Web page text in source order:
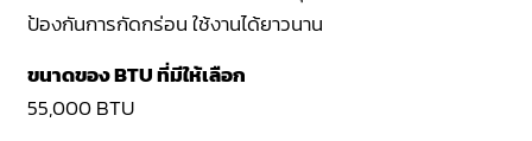
ป้องกันการกัดกร่อน ใช้งานได้ยาวนาน
ขนาดของ BTU ที่มีให้เลือก
55,000 BTU